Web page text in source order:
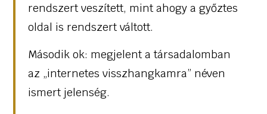
rendszert veszített, mint ahogy a győztes
oldal is rendszert váltott.
Második ok: megjelent a társadalomban
az „internetes visszhangkamra” néven
ismert jelenség.